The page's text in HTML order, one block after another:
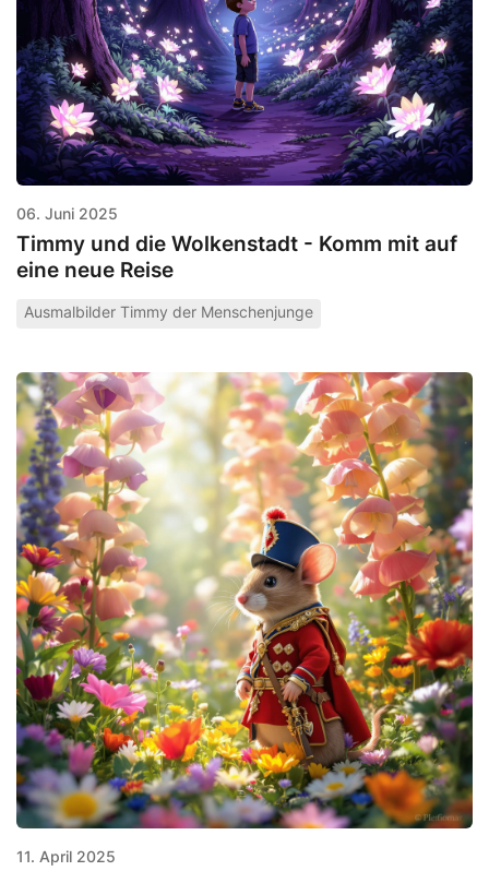
06. Juni 2025
Timmy und die Wolkenstadt - Komm mit auf
eine neue Reise
Ausmalbilder Timmy der Menschenjunge
11. April 2025